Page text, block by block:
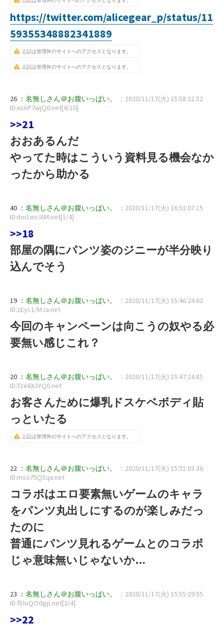
https://twitter.com/alicegear_p/status/11
59355348882341889
上記は管理外のサイトへのアクセスとなります。
上記は管理外のサイトへのアクセスとなります。
26 ： 名無しさん＠お腹いっぱい。
：2020/11/17(火) 15:58:22.52
ID:xsAP7wjQ0.net[4/10]
>>21
おおあるんだ
やってた時はこういう資料見る機会なか
ったから助かる
40 ： 名無しさん＠お腹いっぱい。
：2020/11/17(火) 16:51:07.15
ID:ibn1wv/AM.net[1/4]
>>18
部屋の隅にパンツ姿のジニーが半分映り
込んでそう
19 ： 名無しさん＠お腹いっぱい。
：2020/11/17(火) 15:46:24.62
ID:zEyc1/MJa.net
今回のキャンペーンは向こうの奴やる必
要無い感じこれ？
20 ： 名無しさん＠お腹いっぱい。
：2020/11/17(火) 15:47:24.85
ID:Tze6X3YQ0.net
お客さんために爆乳ドスケベボディ貼
っといたる
上記は管理外のサイトへのアクセスとなります。
22 ： 名無しさん＠お腹いっぱい。
：2020/11/17(火) 15:51:03.36
ID:mso75Q5qa.net
コラボはエロ要素無いゲームのキャラ
をパンツ丸出しにするのが楽しみだっ
たのに
普通にパンツ見れるゲームとのコラボ
じゃ意味無いじゃないか…
23 ： 名無しさん＠お腹いっぱい。
：2020/11/17(火) 15:55:29.55
ID:fEIoQOdgp.net[2/4]
>>22